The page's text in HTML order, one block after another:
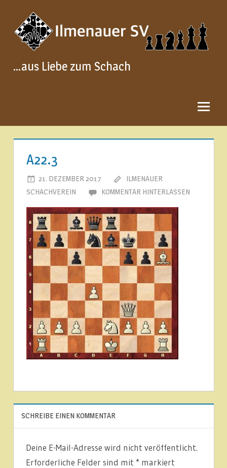
Inhalt
springen
…aus Liebe zum Schach
A22.3
21. DEZEMBER 2017
ILMENAUER
SCHACHVEREIN
KOMMENTAR HINTERLASSEN
SCHREIBE EINEN KOMMENTAR
Deine E-Mail-Adresse wird nicht veröffentlicht.
Erforderliche Felder sind mit * markiert